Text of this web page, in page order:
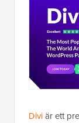
Diviär ett